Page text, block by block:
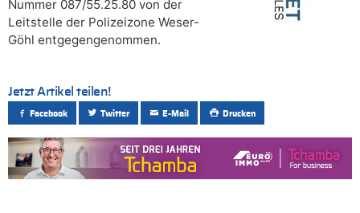
Nummer 087/55.25.80 von der
Leitstelle der Polizeizone Weser-
Göhl entgegengenommen.
Jetzt Artikel teilen!
Facebook Twitter E-Mail Drucken